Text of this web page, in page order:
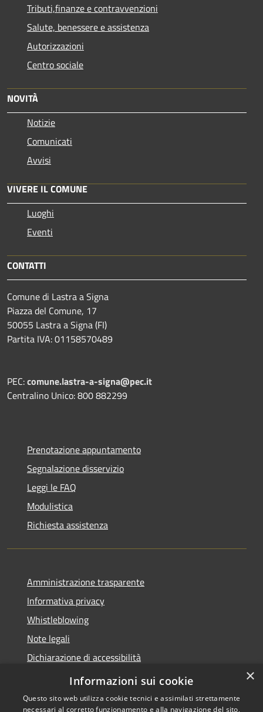
Tributi,finanze e contravvenzioni
Salute, benessere e assistenza
Autorizzazioni
Centro sociale
NOVITÀ
Notizie
Comunicati
Avvisi
VIVERE IL COMUNE
Luoghi
Eventi
CONTATTI
Comune di Lastra a Signa
Piazza del Comune, 17
50055 Lastra a Signa (FI)
Partita IVA: 01158570489
PEC:comune.lastra-a-signa@pec.it
Centralino Unico: 800 882299
Prenotazione appuntamento
Segnalazione disservizio
Leggi le FAQ
Modulistica
Richiesta assistenza
Amministrazione trasparente
Informativa privacy
Whistleblowing
Note legali
Dichiarazione di accessibilità
Piano di miglioramento
×
Informazioni sui cookie
Questo sito web utilizza cookie tecnici e assimilati strettamente
necessari al corretto funzionamento e alla navigazione del sito,